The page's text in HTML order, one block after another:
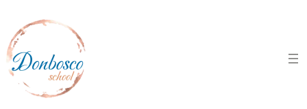
content